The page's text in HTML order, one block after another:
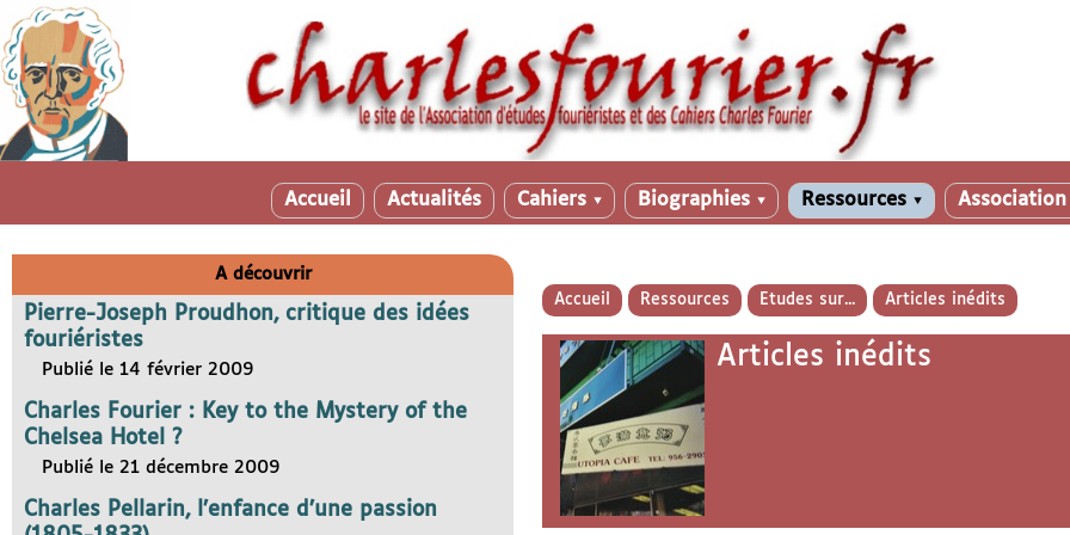
Accueil Actualités Cahiers ▼ Biographies ▼ Ressources ▼
Accueil Ressources Etudes sur... Articles inédits
Articles inédits
A découvrir
Pierre-Joseph Proudhon, critique des idées
fouriéristes
Publié le 14 février 2009
Charles Fourier : Key to the Mystery of the
Chelsea Hotel ?
Publié le 21 décembre 2009
Charles Pellarin, l’enfance d’une passion